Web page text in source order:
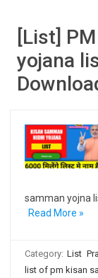
[List]
yojana
samman yojna
Read More »
Category: List
list of pm kisan